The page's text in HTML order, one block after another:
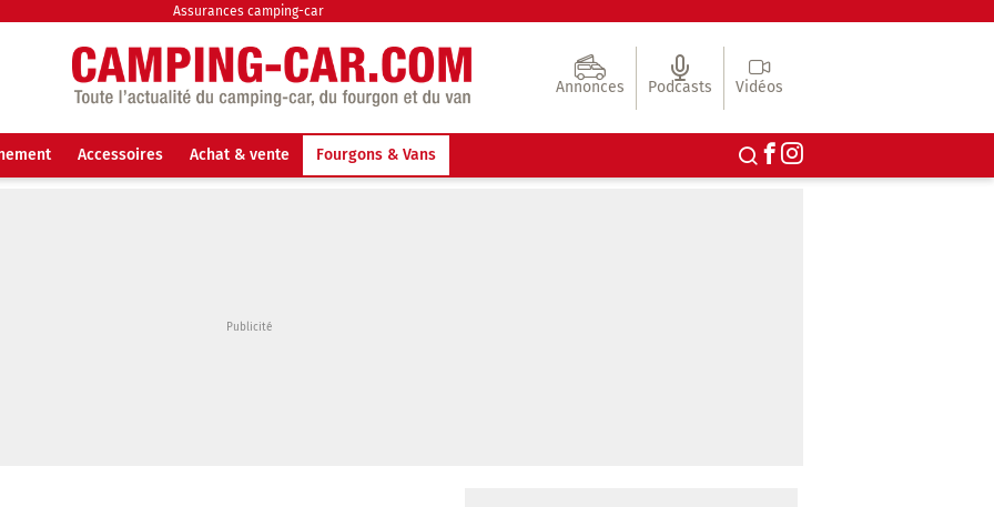
Assurances camping-car
Annonces Podcasts Vidéos
Accessoires Achat & vente Fourgons & Vans